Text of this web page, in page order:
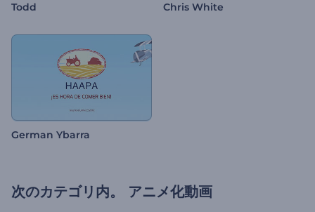
Todd Chris White
German Ybarra
次のカテゴリ内。 アニメ化動画